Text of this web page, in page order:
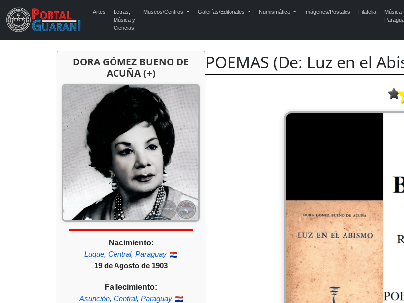
Artes
Letras,
Música y
Ciencias
Museos/Centros Galerías/Editoriales Numismática Imágenes/Postales Filatelia
Música
DORA GÓMEZ BUENO DE
ACUÑA (+)
Nacimiento:
Luque, Central, Paraguay
19 de Agosto de 1903
Fallecimiento:
Asunción, Central, Paraguay
POEMAS (De: Luz en el